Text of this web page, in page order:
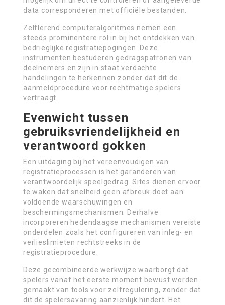
data corresponderen met officiële bestanden.
Zelflerend computeralgoritmes nemen een
steeds prominentere rol in bij het ontdekken van
bedrieglijke registratiepogingen. Deze
instrumenten bestuderen gedragspatronen van
deelnemers en zijn in staat verdachte
handelingen te herkennen zonder dat dit de
aanmeldprocedure voor rechtmatige spelers
vertraagt.
Evenwicht tussen
gebruiksvriendelijkheid en
verantwoord gokken
Een uitdaging bij het vereenvoudigen van
registratieprocessen is het garanderen van
verantwoordelijk speelgedrag. Sites dienen ervoor
te waken dat snelheid geen afbreuk doet aan
voldoende waarschuwingen en
beschermingsmechanismen. Derhalve
incorporeren hedendaagse mechanismen vereiste
onderdelen zoals het configureren van inleg- en
verlieslimieten rechtstreeks in de
registratieprocedure.
Deze gecombineerde werkwijze waarborgt dat
spelers vanaf het eerste moment bewust worden
gemaakt van tools voor zelfregulering, zonder dat
dit de spelersavaring aanzienlijk hindert. Het